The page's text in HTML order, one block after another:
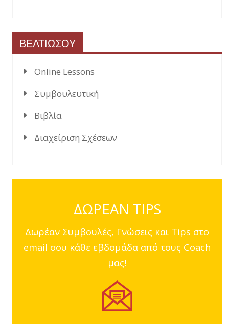
ΒΕΛΤΙΩΣΟΥ
Online Lessons
Συμβουλευτική
Βιβλία
Διαχείριση Σχέσεων
ΔΩΡΕΑΝ TIPS
Δωρέαν Συμβουλές, Γνώσεις και Tips στο
email σου κάθε εβδομάδα από τους Coach
μας!